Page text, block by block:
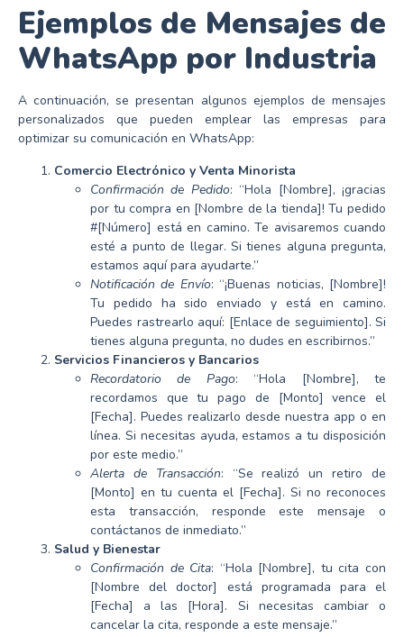
Ejemplos de Mensajes de
WhatsApp por Industria
A continuación, se presentan algunos ejemplos de mensajes
personalizados que pueden emplear las empresas para
optimizar su comunicación en WhatsApp:
Comercio Electrónico y Venta Minorista
Confirmación de Pedido: “Hola [Nombre], ¡gracias
por tu compra en [Nombre de la tienda]! Tu pedido
#[Número] está en camino. Te avisaremos cuando
esté a punto de llegar. Si tienes alguna pregunta,
estamos aquí para ayudarte.”
Notificación de Envío: “¡Buenas noticias, [Nombre]!
Tu pedido ha sido enviado y está en camino.
Puedes rastrearlo aquí: [Enlace de seguimiento]. Si
tienes alguna pregunta, no dudes en escribirnos.”
Servicios Financieros y Bancarios
Recordatorio de Pago: “Hola [Nombre], te
recordamos que tu pago de [Monto] vence el
[Fecha]. Puedes realizarlo desde nuestra app o en
línea. Si necesitas ayuda, estamos a tu disposición
por este medio.”
Alerta de Transacción: “Se realizó un retiro de
[Monto] en tu cuenta el [Fecha]. Si no reconoces
esta transacción, responde este mensaje o
contáctanos de inmediato.”
Salud y Bienestar
Confirmación de Cita: “Hola [Nombre], tu cita con
[Nombre del doctor] está programada para el
[Fecha] a las [Hora]. Si necesitas cambiar o
cancelar la cita, responde a este mensaje.”